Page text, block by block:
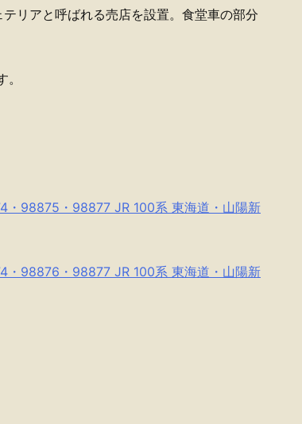
リアと呼ばれる売店を設置。食堂車の部分
98875・98877 JR 100系 東海道・山陽新
98876・98877 JR 100系 東海道・山陽新